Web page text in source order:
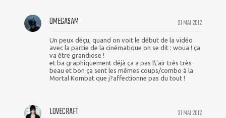
31 MAI 2012
OMEGASAM
Un peux déçu, quand on voit le début de la vidéo
avec la partie de la cinématique on se dit : woua ! ça
va être grandiose !
et ba graphiquement déjà ça a pas l\'air très très
beau et bon ça sent les mêmes coups/combo à la
Mortal Kombat que j?affectionne pas du tout !
31 MAI 2012
LOVECRAFT